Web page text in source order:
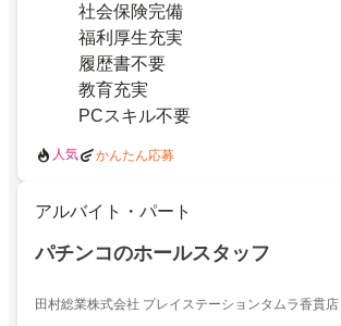
社会保険完備
福利厚生充実
履歴書不要
教育充実
PCスキル不要
人気 かんたん応募
アルバイト・パート
パチンコのホールスタッフ
田村総業株式会社 プレイステーションタムラ香貫店